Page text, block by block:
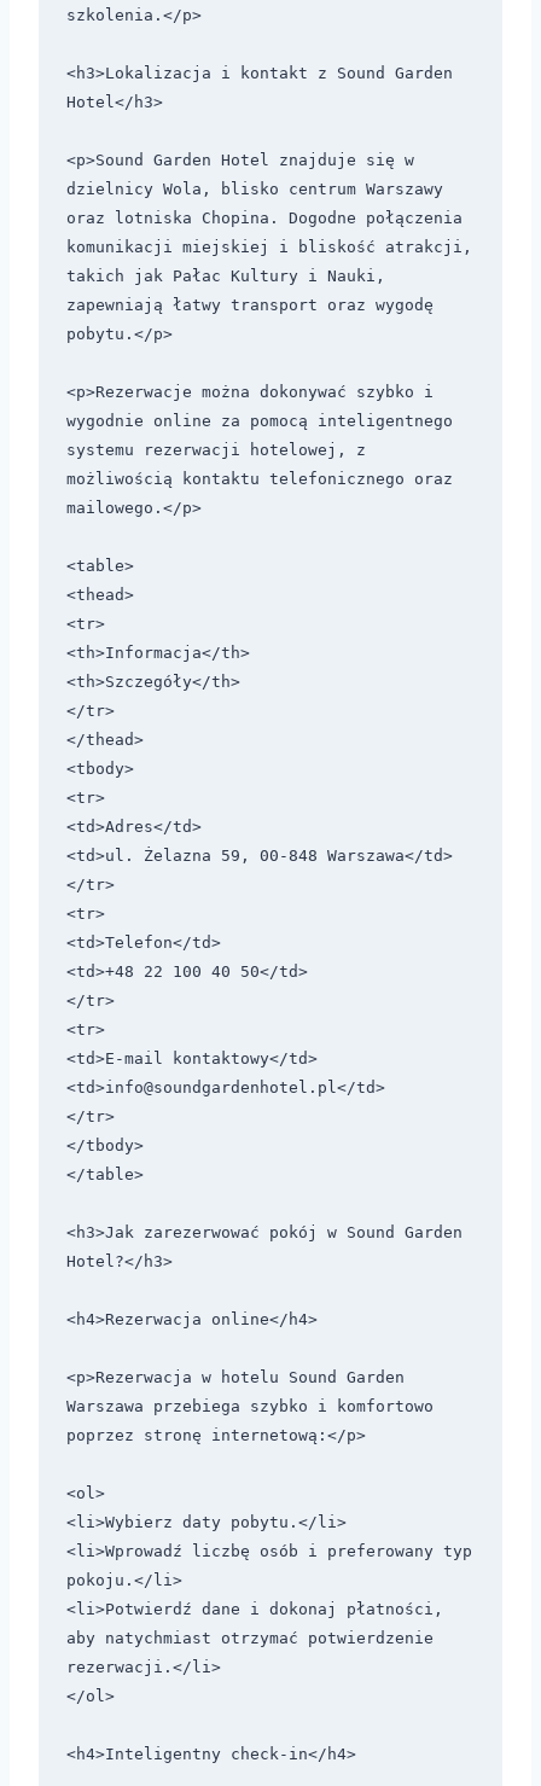
szkolenia.</p>
<h3>Lokalizacja i kontakt z Sound Garden
Hotel</h3>
<p>Sound Garden Hotel znajduje się w
dzielnicy Wola, blisko centrum Warszawy
oraz lotniska Chopina. Dogodne połączenia
komunikacji miejskiej i bliskość atrakcji,
takich jak Pałac Kultury i Nauki,
zapewniają łatwy transport oraz wygodę
pobytu.</p>
<p>Rezerwacje można dokonywać szybko i
wygodnie online za pomocą inteligentnego
systemu rezerwacji hotelowej, z
możliwością kontaktu telefonicznego oraz
mailowego.</p>
<table>
<thead>
<tr>
<th>Informacja</th>
<th>Szczegóły</th>
</tr>
</thead>
<tbody>
<tr>
<td>Adres</td>
<td>ul. Żelazna 59, 00-848 Warszawa</td>
</tr>
<tr>
<td>Telefon</td>
<td>+48 22 100 40 50</td>
</tr>
<tr>
<td>E-mail kontaktowy</td>
<td>info@soundgardenhotel.pl</td>
</tr>
</tbody>
</table>
<h3>Jak zarezerwować pokój w Sound Garden
Hotel?</h3>
<h4>Rezerwacja online</h4>
<p>Rezerwacja w hotelu Sound Garden
Warszawa przebiega szybko i komfortowo
poprzez stronę internetową:</p>
<ol>
<li>Wybierz daty pobytu.</li>
<li>Wprowadź liczbę osób i preferowany typ
pokoju.</li>
<li>Potwierdź dane i dokonaj płatności,
aby natychmiast otrzymać potwierdzenie
rezerwacji.</li>
</ol>
<h4>Inteligentny check-in</h4>